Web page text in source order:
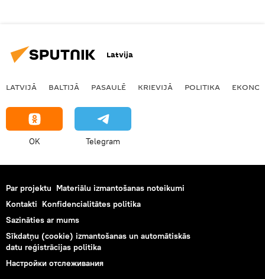
Latvija
LATVIJĀ BALTIJĀ PASAULĒ KRIEVIJĀ POLITIKA
OK Telegram
Par projektu Materiālu izmantošanas noteikumi
Kontakti Konfidencialitātes politika
Sazināties ar mums
Sīkdatņu (cookie) izmantošanas un automātiskās
datu reģistrācijas politika
Настройки отслеживания